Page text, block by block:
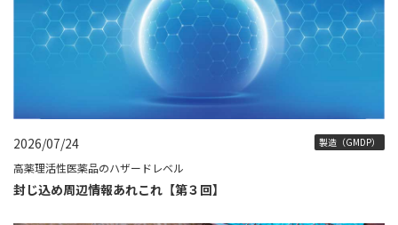
2026/07/24 製造（GMDP）
高薬理活性医薬品のハザードレベル
封じ込め周辺情報あれこれ【第３回】